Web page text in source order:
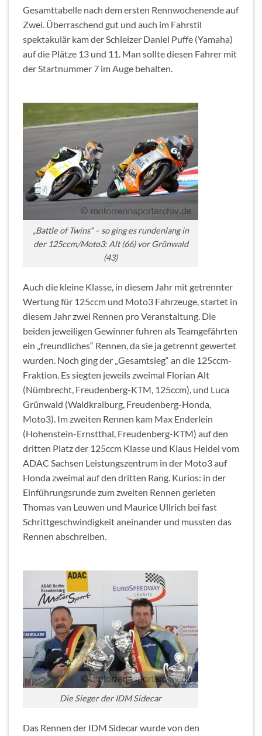
Gesamttabelle nach dem ersten Rennwochenende auf
Zwei. Überraschend gut und auch im Fahrstil
spektakulär kam der Schleizer Daniel Puffe (Yamaha)
auf die Plätze 13 und 11. Man sollte diesen Fahrer mit
der Startnummer 7 im Auge behalten.
„Battle of Twins“ – so ging es rundenlang in
der 125ccm/Moto3: Alt (66) vor Grünwald
(43)
Auch die kleine Klasse, in diesem Jahr mit getrennter
Wertung für 125ccm und Moto3 Fahrzeuge, startet in
diesem Jahr zwei Rennen pro Veranstaltung. Die
beiden jeweiligen Gewinner fuhren als Teamgefährten
ein „freundliches“ Rennen, da sie ja getrennt gewertet
wurden. Noch ging der „Gesamtsieg“ an die 125ccm-
Fraktion. Es siegten jeweils zweimal Florian Alt
(Nümbrecht, Freudenberg-KTM, 125ccm), und Luca
Grünwald (Waldkraiburg, Freudenberg-Honda,
Moto3). Im zweiten Rennen kam Max Enderlein
(Hohenstein-Ernstthal, Freudenberg-KTM) auf den
dritten Platz der 125ccm Klasse und Klaus Heidel vom
ADAC Sachsen Leistungszentrum in der Moto3 auf
Honda zweimal auf den dritten Rang. Kurios: in der
Einführungsrunde zum zweiten Rennen gerieten
Thomas van Leuwen und Maurice Ullrich bei fast
Schrittgeschwindigkeit aneinander und mussten das
Rennen abschreiben.
Die Sieger der IDM Sidecar
Das Rennen der IDM Sidecar wurde von den